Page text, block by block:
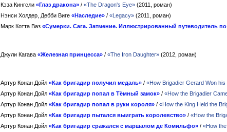
Кэза Кингсли «Глаз дракона» / «The Dragon's Eye» (2011, роман)
Нэнси Холдер, Дебби Виге «Наследие» / «Legacy» (2011, роман)
Марк Котта Ваз «Сумерки. Сага. Затмение. Иллюстрированный путеводитель
Джули Кагава «Железная принцесса» / «The Iron Daughter» (2012, роман)
Артур Конан Дойл «Как бригадир получил медаль» / «How Brigadier Gerard Won his
Артур Конан Дойл «Как бригадир попал в Тёмный замок» / «How the Brigadier
Артур Конан Дойл «Как бригадир попал в руки короля» / «How the King Held the
Артур Конан Дойл «Как бригадир пытался выиграть королевство» / «How the
Артур Конан Дойл «Как бригадир сражался с маршалом де Комильфо» / «How